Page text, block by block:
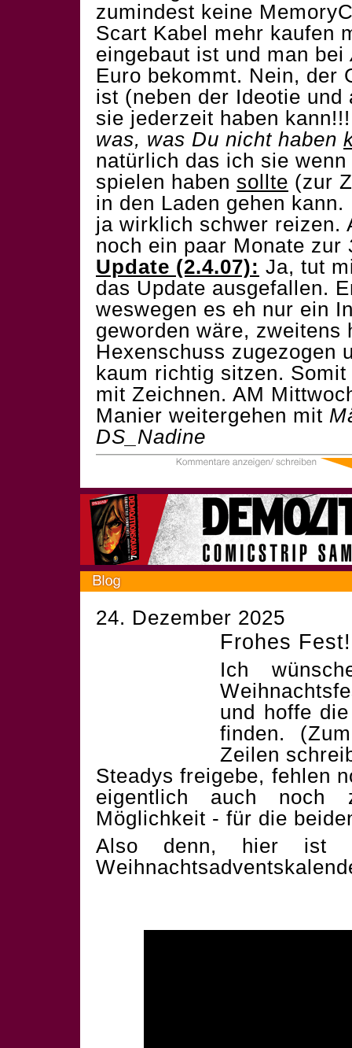
zumindest keine
Scart Kabel mehr kaufen
eingebaut ist und man bei
Euro bekommt. Nein, der
ist (neben der Ideotie
sie jederzeit haben
was, was Du nicht haben
natürlich das ich sie
spielen haben sollte (zur
in den Laden gehen kann.
ja wirklich schwer reizen.
noch ein paar Monate zur
Update (2.4.07): Ja, tut
das Update ausgefallen.
weswegen es eh nur ein
geworden wäre,
Hexenschuss zugezogen
kaum richtig sitzen.
mit Zeichnen. AM
Manier weitergehen mit
DS_Nadine
24. Dezember 2025
Frohes Fest!
Ich
und hoffe
finden.
Zeilen
Steadys freigebe, fehlen
eigentlich auch noch
Möglichkeit - für die
Also denn, hier ist